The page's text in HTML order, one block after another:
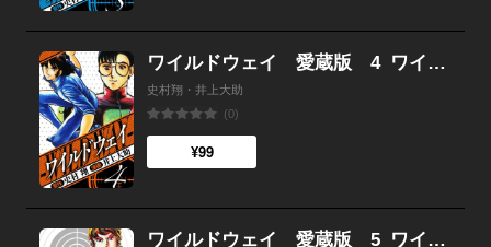
ワイルドウェイ 愛蔵版 4 ワイルドウェイ 愛蔵版
史村翔・井上大助
(0)
¥99
ワイルドウェイ 愛蔵版 5 ワイルドウェイ 愛蔵版